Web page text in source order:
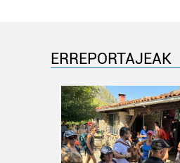
ERREPORTAJEAK